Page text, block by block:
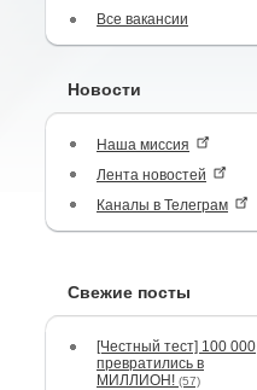
Все вакансии
Новости
Наша миссия
Лента новостей
Каналы в Телеграм
Свежие посты
[Честный тест] 100 000
превратились в
МИЛЛИОН! (57)